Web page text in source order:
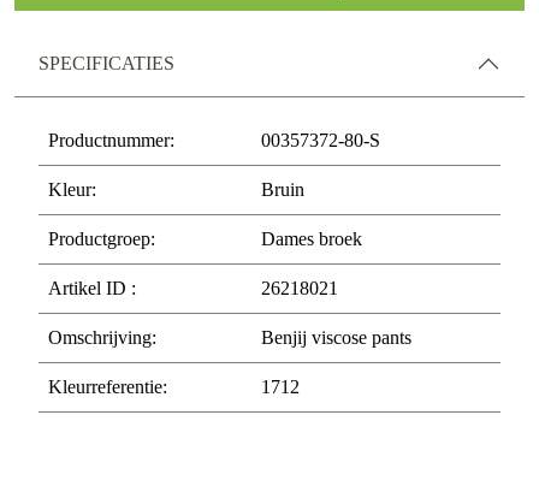
SPECIFICATIES
Productnummer: 00357372-80-S
Kleur: Bruin
Productgroep: Dames broek
Artikel ID : 26218021
Omschrijving: Benjij viscose pants
Kleurreferentie: 1712